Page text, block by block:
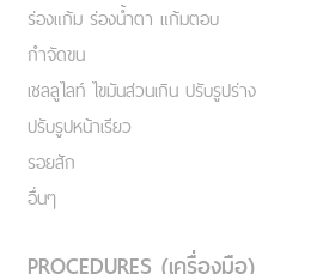
ร่องแก้ม ร่องน้ำตา แก้มตอบ
กำจัดขน
เชลลูไลท์ ไขมันส่วนเกิน ปรับรูปร่าง
ปรับรูปหน้าเรียว
รอยสัก
อื่นๆ